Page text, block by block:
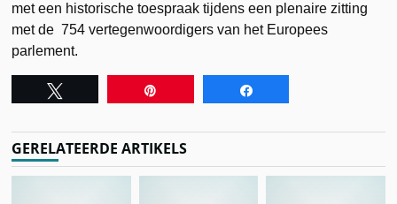
met een historische toespraak tijdens een plenaire zitting
met de 754 vertegenwoordigers van het Europees
parlement.
GERELATEERDE ARTIKELS